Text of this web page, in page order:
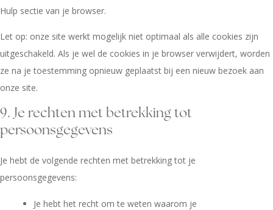
Hulp sectie van je browser.
Let op: onze site werkt mogelijk niet optimaal als alle cookies zijn
uitgeschakeld. Als je wel de cookies in je browser verwijdert, worden
ze na je toestemming opnieuw geplaatst bij een nieuw bezoek aan
onze site.
9. Je rechten met betrekking tot
persoonsgegevens
Je hebt de volgende rechten met betrekking tot je
persoonsgegevens:
Je hebt het recht om te weten waarom je